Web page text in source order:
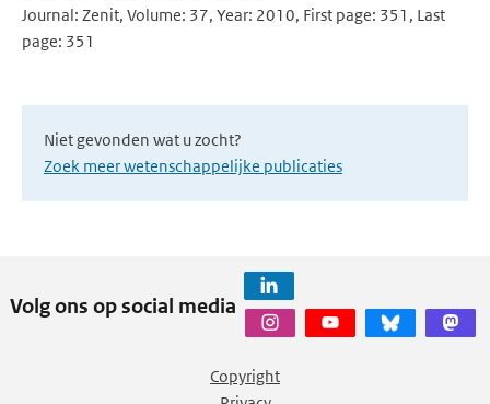
Journal: Zenit, Volume: 37, Year: 2010, First page: 351, Last
page: 351
Niet gevonden wat u zocht?
Zoek meer wetenschappelijke publicaties
Volg ons op social media
Copyright